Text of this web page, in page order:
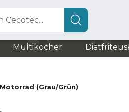
Cecotec...
Multikocher
(Grau/Grün)